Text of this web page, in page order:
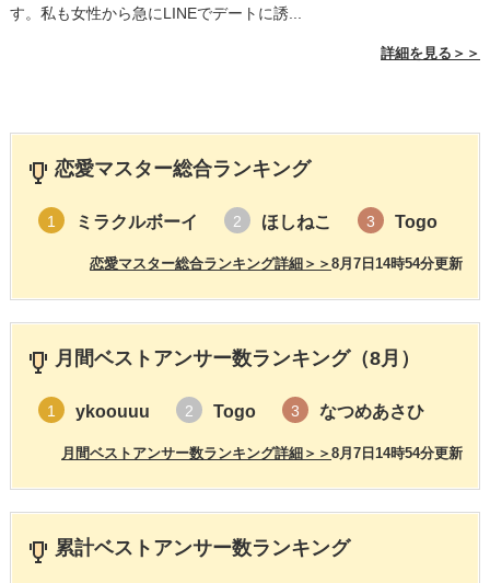
す。私も女性から急にLINEでデートに誘...
詳細を見る＞＞
恋愛マスター総合ランキング
1 ミラクルボーイ 2 ほしねこ 3 Togo
8月7日14時54分更新
恋愛マスター総合ランキング詳細＞＞
月間ベストアンサー数ランキング（8月）
1 ykoouuu 2 Togo 3 なつめあさひ
8月7日14時54分更新
月間ベストアンサー数ランキング詳細＞＞
累計ベストアンサー数ランキング